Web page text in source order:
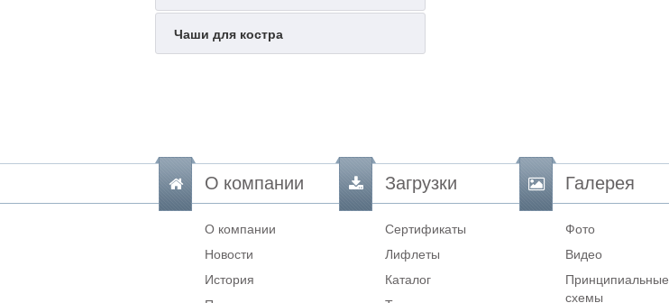
Чаши для костра
О компании
О компании
Новости
История
Загрузки
Сертификаты
Лифлеты
Каталог
Галерея
Фото
Видео
Принципиальные
схемы